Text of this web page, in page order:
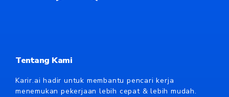
Tentang Kami
Karir.ai hadir untuk membantu pencari kerja
menemukan pekerjaan lebih cepat & lebih mudah.